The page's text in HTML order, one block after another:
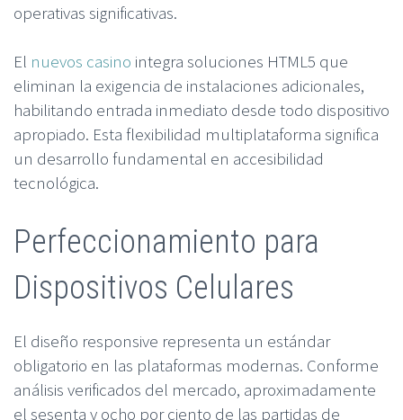
operativas significativas.
El nuevos casino integra soluciones HTML5 que
eliminan la exigencia de instalaciones adicionales,
habilitando entrada inmediato desde todo dispositivo
apropiado. Esta flexibilidad multiplataforma significa
un desarrollo fundamental en accesibilidad
tecnológica.
Perfeccionamiento para
Dispositivos Celulares
El diseño responsive representa un estándar
obligatorio en las plataformas modernas. Conforme
análisis verificados del mercado, aproximadamente
el sesenta y ocho por ciento de las partidas de